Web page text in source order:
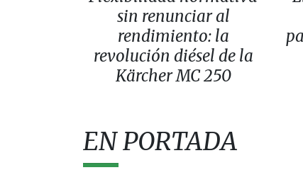
sin renunciar al
rendimiento: la
revolución diésel de la
Kärcher MC 250
EN PORTADA